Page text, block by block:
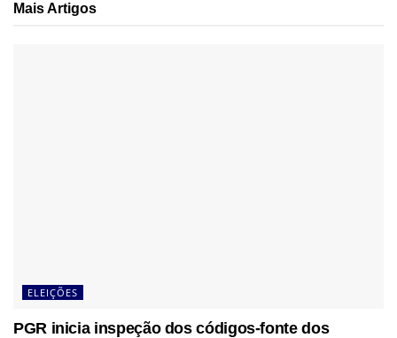
MaisArtigos
ELEIÇÕES
PGR inicia inspeção dos códigos-fonte dos